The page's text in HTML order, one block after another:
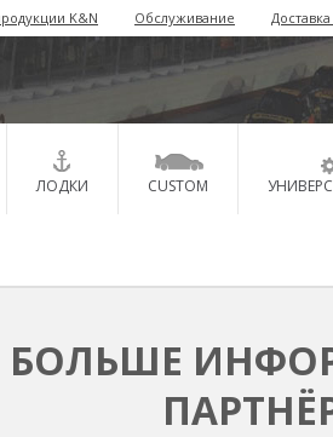
K&N Обслуживание
ЛОДКИ CUSTOM
БОЛЬШЕ